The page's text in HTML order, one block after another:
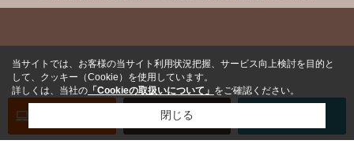
お問い合わせ
当サイトでは、お客様の当サイト利用状況把握、サービス向上検討を目的と
して、クッキー（Cookie）を使用しています。
詳しくは、当社の 「Cookieの取扱いについて」 をご確認ください。
閉じる